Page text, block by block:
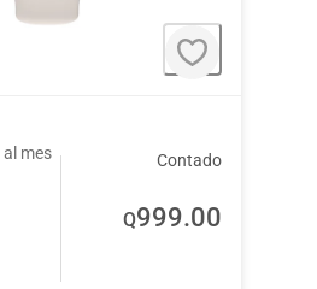
al mes Contado
Q999.00